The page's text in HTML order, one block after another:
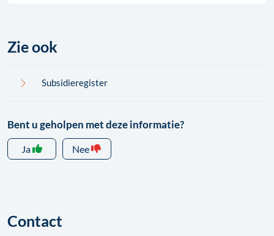
Zie ook
Subsidieregister
Bent u geholpen met deze informatie?
Ja Nee
Contact